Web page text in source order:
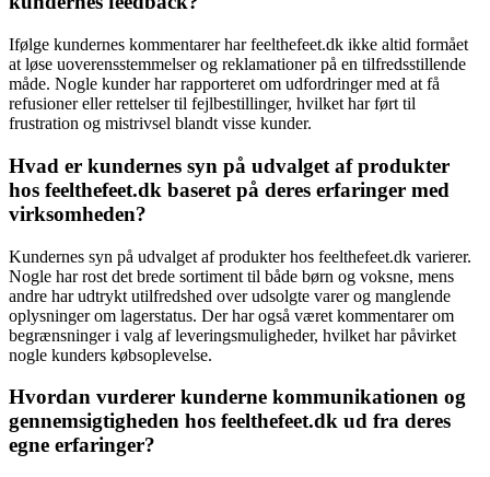
Ifølge kundernes kommentarer har feelthefeet.dk ikke altid formået
at løse uoverensstemmelser og reklamationer på en tilfredsstillende
måde. Nogle kunder har rapporteret om udfordringer med at få
refusioner eller rettelser til fejlbestillinger, hvilket har ført til
frustration og mistrivsel blandt visse kunder.
Hvad er kundernes syn på udvalget af produkter
hos feelthefeet.dk baseret på deres erfaringer med
virksomheden?
Kundernes syn på udvalget af produkter hos feelthefeet.dk varierer.
Nogle har rost det brede sortiment til både børn og voksne, mens
andre har udtrykt utilfredshed over udsolgte varer og manglende
oplysninger om lagerstatus. Der har også været kommentarer om
begrænsninger i valg af leveringsmuligheder, hvilket har påvirket
nogle kunders købsoplevelse.
Hvordan vurderer kunderne kommunikationen og
gennemsigtigheden hos feelthefeet.dk ud fra deres
egne erfaringer?